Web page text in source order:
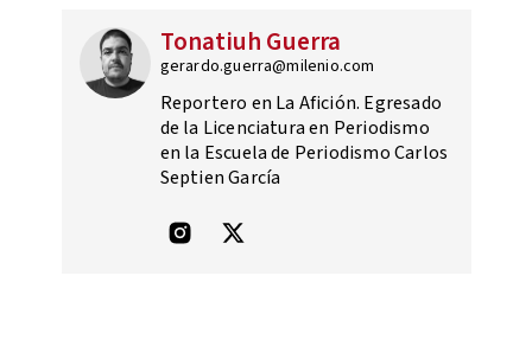
Tonatiuh Guerra
gerardo.guerra@milenio.com
Reportero en La Afición. Egresado
de la Licenciatura en Periodismo
en la Escuela de Periodismo Carlos
Septien García